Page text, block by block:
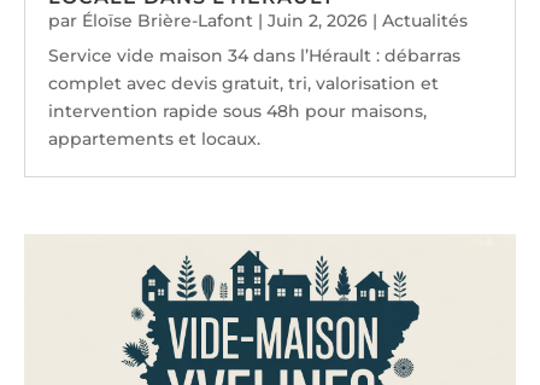
par Éloïse Brière-Lafont |Juin 2, 2026 |Actualités
Service vide maison 34 dans l’Hérault : débarras
complet avec devis gratuit, tri, valorisation et
intervention rapide sous 48h pour maisons,
appartements et locaux.